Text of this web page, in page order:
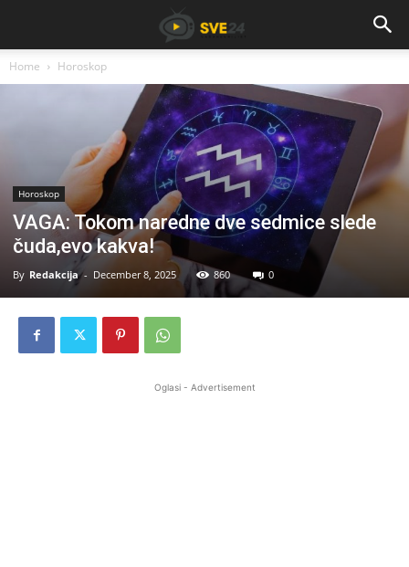
Home Horoskop
Horoskop
VAGA: Tokom naredne dve sedmice slede
čuda,evo kakva!
By Redakcija - December 8, 2025 860 0
Oglasi - Advertisement